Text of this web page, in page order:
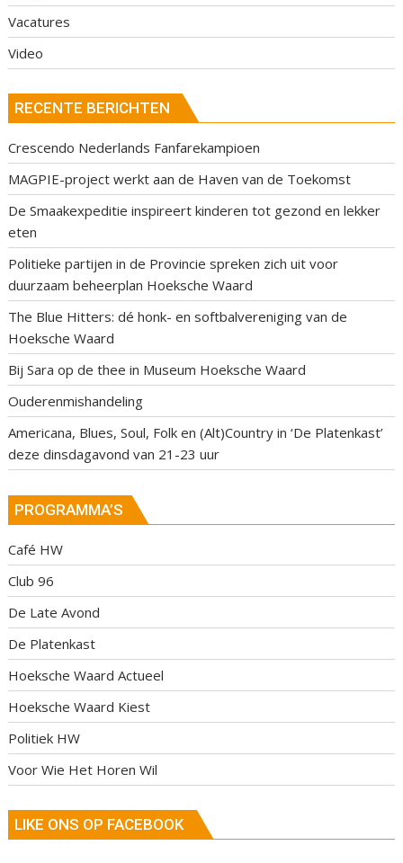
Vacatures
Video
RECENTE BERICHTEN
Crescendo Nederlands Fanfarekampioen
MAGPIE-project werkt aan de Haven van de Toekomst
De Smaakexpeditie inspireert kinderen tot gezond en lekker
eten
Politieke partijen in de Provincie spreken zich uit voor
duurzaam beheerplan Hoeksche Waard
The Blue Hitters: dé honk- en softbalvereniging van de
Hoeksche Waard
Bij Sara op de thee in Museum Hoeksche Waard
Ouderenmishandeling
Americana, Blues, Soul, Folk en (Alt)Country in ‘De Platenkast’
deze dinsdagavond van 21-23 uur
PROGRAMMA’S
Café HW
Club 96
De Late Avond
De Platenkast
Hoeksche Waard Actueel
Hoeksche Waard Kiest
Politiek HW
Voor Wie Het Horen Wil
LIKE ONS OP FACEBOOK